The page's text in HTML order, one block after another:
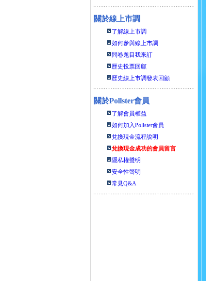
關於線上市調
了解線上市調
如何參與線上市調
問卷題目我來訂
歷史投票回顧
歷史線上市調發表回顧
關於Pollster會員
了解會員權益
如何加入Pollster會員
兌換現金流程說明
兌換現金成功的會員留言
隱私權聲明
安全性聲明
常見Q&A